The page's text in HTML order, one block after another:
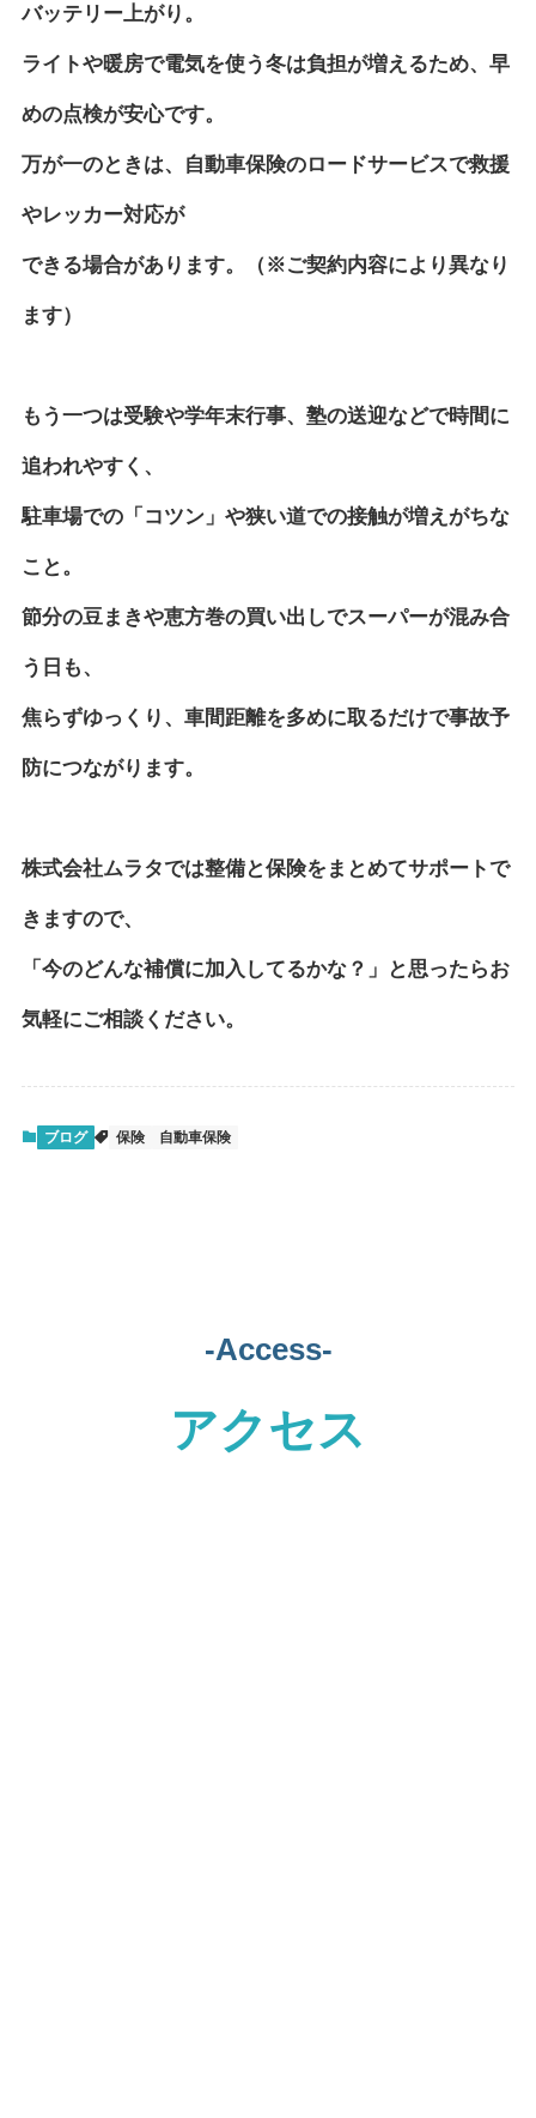
バッテリー上がり。
ライトや暖房で電気を使う冬は負担が増えるため、早
めの点検が安心です。
万が一のときは、自動車保険のロードサービスで救援
やレッカー対応が
できる場合があります。（※ご契約内容により異なり
ます）
もう一つは受験や学年末行事、塾の送迎などで時間に
追われやすく、
駐車場での「コツン」や狭い道での接触が増えがちな
こと。
節分の豆まきや恵方巻の買い出しでスーパーが混み合
う日も、
焦らずゆっくり、車間距離を多めに取るだけで事故予
防につながります。
株式会社ムラタでは整備と保険をまとめてサポートで
きますので、
「今のどんな補償に加入してるかな？」と思ったらお
気軽にご相談ください。
ブログ 保険 自動車保険
-Access-
アクセス